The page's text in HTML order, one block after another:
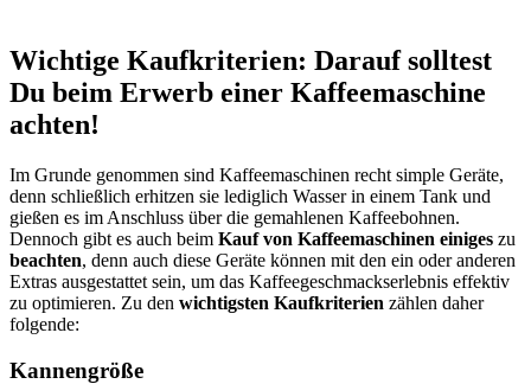
Wichtige Kaufkriterien: Darauf solltest
Du beim Erwerb einer Kaffeemaschine
achten!
Im Grunde genommen sind Kaffeemaschinen recht simple Geräte,
denn schließlich erhitzen sie lediglich Wasser in einem Tank und
gießen es im Anschluss über die gemahlenen Kaffeebohnen.
Dennoch gibt es auch beim Kauf von Kaffeemaschinen einiges zu
beachten, denn auch diese Geräte können mit den ein oder anderen
Extras ausgestattet sein, um das Kaffeegeschmackserlebnis effektiv
zu optimieren. Zu den wichtigsten Kaufkriterien zählen daher
folgende:
Kannengröße